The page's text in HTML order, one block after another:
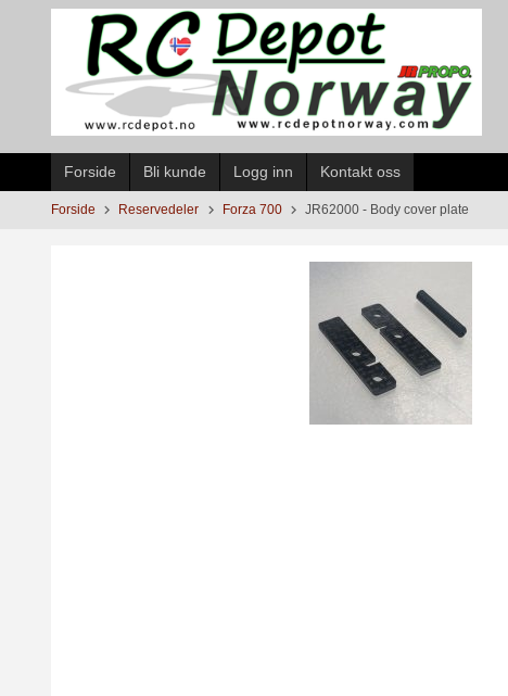
Forside Bli kunde Logg inn Kontakt oss
Forside Reservedeler Forza 700 JR62000 - Body cover plate